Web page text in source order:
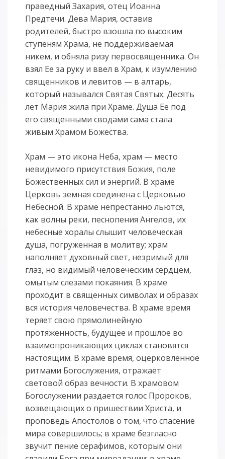
праведный Захария, отец Иоанна
Предтечи. Дева Мария, оставив
родителей, быстро взошла по высоким
ступеням Храма, не поддерживаемая
никем, и обняла ризу первосвященника. Он
взял Ее за руку и ввел в Храм, к изумлению
священников и левитов — в алтарь,
который назывался Святая Святых. Десять
лет Мария жила при Храме. Душа Ее под
его священными сводами сама стала
живым Храмом Божества.
Храм — это икона Неба, храм — место
невидимого присутствия Божия, поле
Божественных сил и энергий. В храме
Церковь земная соединена с Церковью
Небесной. В храме непрестанно льются,
как волны реки, песнопения Ангелов, их
небесные хоралы слышит человеческая
душа, погруженная в молитву; храм
наполняет духовный свет, незримый для
глаз, но видимый человеческим сердцем,
омытым слезами покаяния. В храме
проходит в священных символах и образах
вся история человечества. В храме время
теряет свою прямолинейную
протяженность, будущее и прошлое во
взаимопроникающих циклах становятся
настоящим. В храме время, оцерковленное
ритмами Богослужения, отражает
световой образ вечности. В храмовом
Богослужении раздается голос Пророков,
возвещающих о пришествии Христа, и
проповедь Апостолов о том, что спасение
мира совершилось; в храме безгласно
звучит пение серафимов, которым они